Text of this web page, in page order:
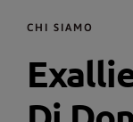
CHI SIAMO